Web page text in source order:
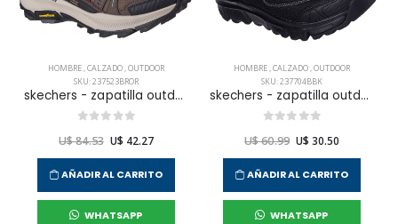
HOMBRE,CALZADO,OUTDOOR
SKU: 237523BROR
skechers - zapatilla outdoor equalizer 5.0 trail para hombre
U$ 84.53 U$ 42.27
AÑADIR AL CARRITO
WHATSAPP
HOMBRE,CALZADO,OUTDOOR
SKU: 237704BBK
skechers - zapatilla outdoor summit sat para hombre
U$ 60.99 U$ 30.50
AÑADIR AL CARRITO
WHATSAPP